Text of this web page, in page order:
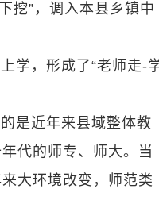
挖”，调入本县乡镇中
学，形成了“老师走-
是近年来县域整体教
代的师专、师大。当
大环境改变，师范类